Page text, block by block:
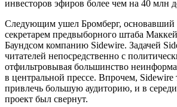
инвесторов эфиров более чем на 40 млн
Следующим ушел Бромберг,
секретарем предвыборного штаба
Баундсом компанию Sidewire. Задачей
читателей непосредственно с
отфильтровывая большинство
в центральной прессе. Впрочем, Sidewire
привлечь большую аудиторию, и в
проект был свернут.